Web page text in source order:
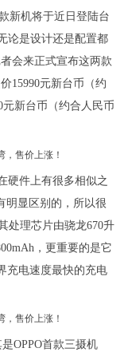
新机将于近日登陆台
论是设计还是配置都
会来正式宣布这两款
15990元新台币（约
元新台币（约合人民币
硬件上有很多相似之
明显区别的，所以很
处理芯片由骁龙670升
，更重要的是它
充电速度最快的充电
OPPO首款三摄机